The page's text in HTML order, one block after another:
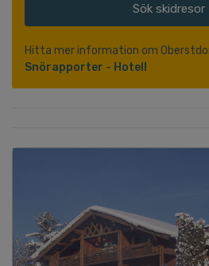
Sök skidresor
Hitta mer information om
Snörapporter - Hotell